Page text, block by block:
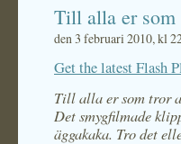
Till alla er
den 3 februari 2010, kl
Get the latest Flash
Till alla er som tror
Det smygfilmade
äggakaka. Tro det